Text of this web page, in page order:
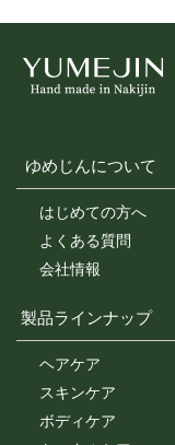
ゆめじんについて
はじめての方へ
よくある質問
会社情報
製品ラインナップ
ヘアケア
スキンケア
ボディケア